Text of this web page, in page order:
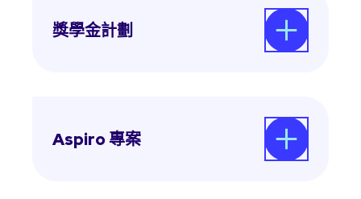
獎學金計劃
Aspiro 專案